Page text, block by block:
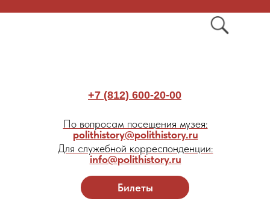
Билеты
+7 (812) 600-20-00
По вопросам посещения музея:
polithistory@polithistory.ru
Для служебной корреспонденции:
info@polithistory.ru